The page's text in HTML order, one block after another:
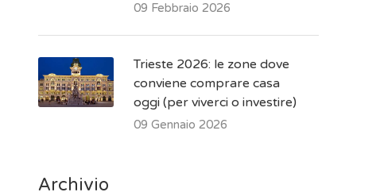
09 Febbraio 2026
Trieste 2026: le zone dove
conviene comprare casa
oggi (per viverci o investire)
09 Gennaio 2026
Archivio